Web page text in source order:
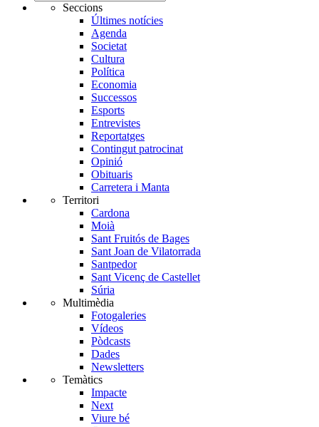
Seccions
Últimes notícies
Agenda
Societat
Cultura
Política
Economia
Successos
Esports
Entrevistes
Reportatges
Contingut patrocinat
Opinió
Obituaris
Carretera i Manta
Territori
Cardona
Moià
Sant Fruitós de Bages
Sant Joan de Vilatorrada
Santpedor
Sant Vicenç de Castellet
Súria
Multimèdia
Fotogaleries
Vídeos
Pòdcasts
Dades
Newsletters
Temàtics
Impacte
Next
Viure bé